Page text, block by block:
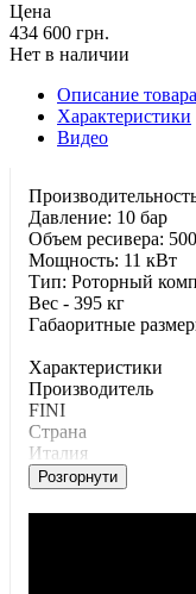
Цена
434 600 грн.
Нет в наличии
Описание товара
Характеристики
Видео
Давление: 10 бар
Объем ресивера:
Мощность: 11 кВт
Тип: Роторный
Вес - 395 кг
Габаоритные
Характеристики
Производитель
FINI
Страна
Италия
Розгорнути